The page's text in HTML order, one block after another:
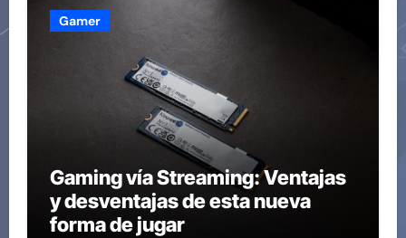
Gamer
Gaming vía Streaming: Ventajas
y desventajas de esta nueva
forma de jugar